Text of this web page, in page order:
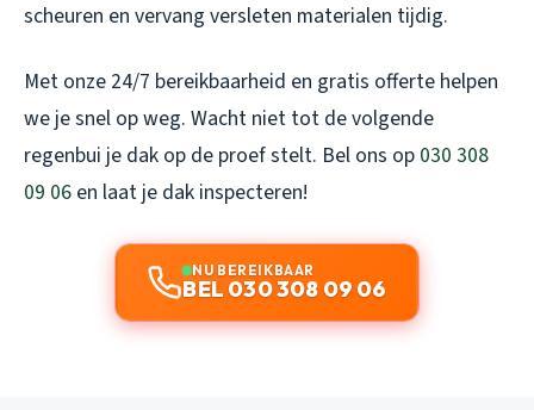
scheuren en vervang versleten materialen tijdig.
Met onze 24/7 bereikbaarheid en gratis offerte helpen
we je snel op weg. Wacht niet tot de volgende
regenbui je dak op de proef stelt. Bel ons op 030 308
09 06 en laat je dak inspecteren!
NU BEREIKBAAR
BEL 030 308 09 06